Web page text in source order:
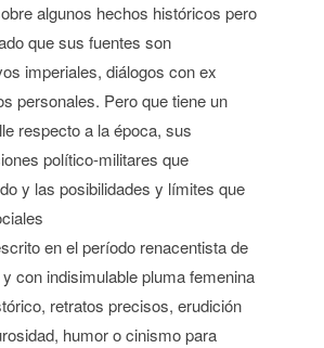
algunos hechos históricos pero
que sus fuentes son
imperiales, diálogos con ex
personales. Pero que tiene un
respecto a la época, sus
político-militares que
y las posibilidades y límites que
en el período renacentista de
con indisimulable pluma femenina
retratos precisos, erudición
humor o cinismo para